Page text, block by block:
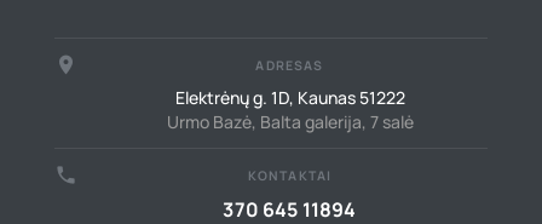
place ADRESAS
Elektrėnų g. 1D, Kaunas 51222
Urmo Bazė, Balta galerija, 7 salė
call KONTAKTAI
370 645 11894